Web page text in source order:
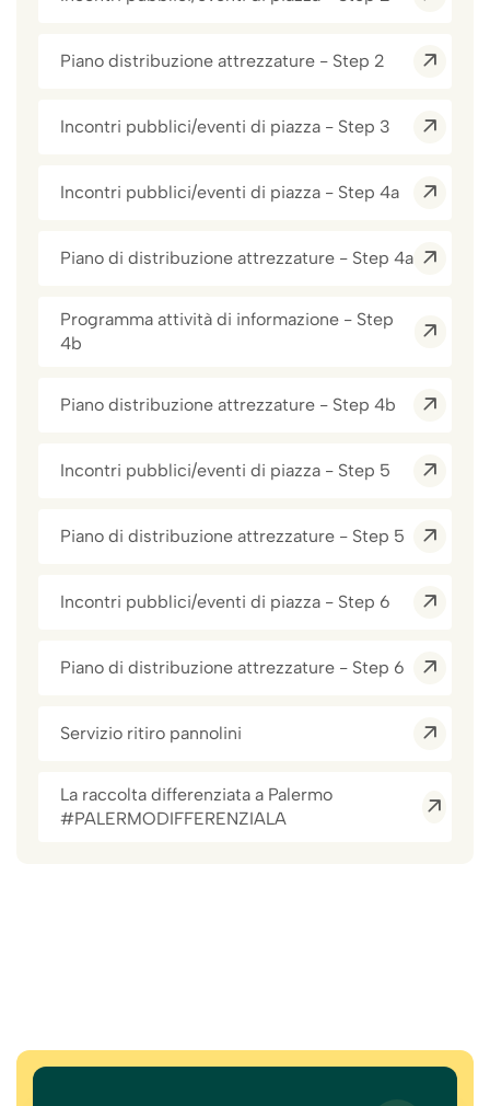
Piano distribuzione attrezzature - Step 2
Incontri pubblici/eventi di piazza - Step 3
Incontri pubblici/eventi di piazza - Step 4a
Piano di distribuzione attrezzature - Step 4a
Programma attività di informazione - Step
4b
Piano distribuzione attrezzature - Step 4b
Incontri pubblici/eventi di piazza - Step 5
Piano di distribuzione attrezzature - Step 5
Incontri pubblici/eventi di piazza - Step 6
Piano di distribuzione attrezzature - Step 6
Servizio ritiro pannolini
La raccolta differenziata a Palermo
#PALERMODIFFERENZIALA